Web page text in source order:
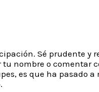
Sé prudente y
nombre o comentar
es que ha pasado a